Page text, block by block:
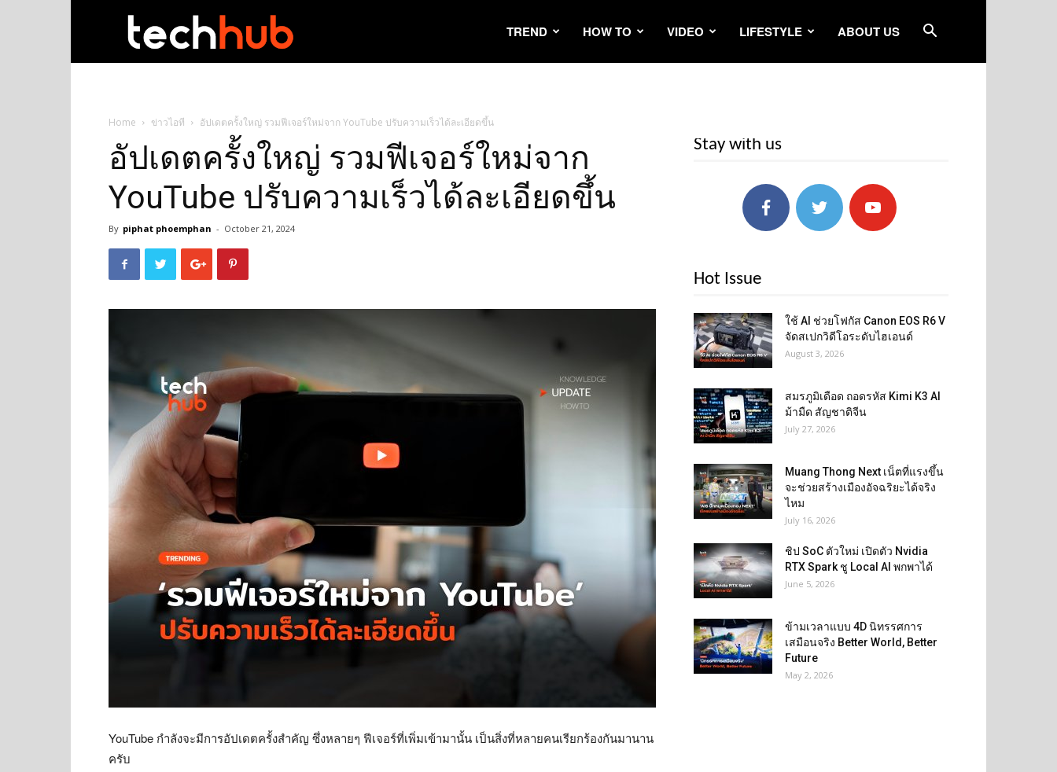
TREND HOW TO VIDEO LIFESTYLE ABOUT US
Home ข่าวไอที อัปเดตครั้งใหญ่ รวมฟีเจอร์ใหม่จาก YouTube ปรับความเร็วได้ละเอียดขึ้น
อัปเดตครั้งใหญ่ รวมฟีเจอร์ใหม่จาก
YouTube ปรับความเร็วได้ละเอียดขึ้น
By piphat phoemphan - October 21, 2024
YouTube กำลังจะมีการอัปเดตครั้งสำคัญ ซึ่งหลายๆ ฟีเจอร์ที่เพิ่มเข้ามานั้น เป็นสิ่งที่หลายคนเรียกร้องกันมานาน
ครับ
Stay with us
Hot Issue
ใช้ AI ช่วยโฟกัส Canon EOS R6 V
จัดสเปกวิดีโอระดับไฮเอนด์
August 3, 2026
สมรภูมิเดือด ถอดรหัส Kimi K3 AI
ม้ามืด สัญชาติจีน
July 27, 2026
Muang Thong Next เน็ตที่แรงขึ้น
จะช่วยสร้างเมืองอัจฉริยะได้จริง
ไหม
July 16, 2026
ชิป SoC ตัวใหม่ เปิดตัว Nvidia
RTX Spark ชู Local AI พกพาได้
June 5, 2026
ข้ามเวลาแบบ 4D นิทรรศการ
เสมือนจริง Better World, Better
Future
May 2, 2026